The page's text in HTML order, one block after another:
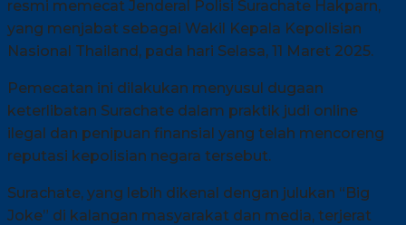
resmi memecat Jenderal Polisi Surachate Hakparn,
yang menjabat sebagai Wakil Kepala Kepolisian
Nasional Thailand, pada hari Selasa, 11 Maret 2025.
Pemecatan ini dilakukan menyusul dugaan
keterlibatan Surachate dalam praktik judi online
ilegal dan penipuan finansial yang telah mencoreng
reputasi kepolisian negara tersebut.
Surachate, yang lebih dikenal dengan julukan “Big
Joke” di kalangan masyarakat dan media, terjerat